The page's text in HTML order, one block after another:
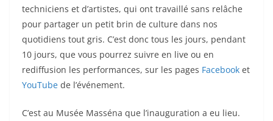
techniciens et d’artistes, qui ont travaillé sans relâche
pour partager un petit brin de culture dans nos
quotidiens tout gris. C’est donc tous les jours, pendant
10 jours, que vous pourrez suivre en live ou en
rediffusion les performances, sur les pages Facebook et
YouTube de l’événement.
C’est au Musée Masséna que l’inauguration a eu lieu.